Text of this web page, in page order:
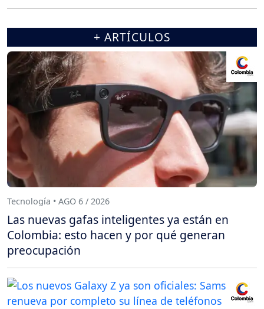
+ ARTÍCULOS
Tecnología • AGO 6 / 2026
Las nuevas gafas inteligentes ya están en
Colombia: esto hacen y por qué generan
preocupación